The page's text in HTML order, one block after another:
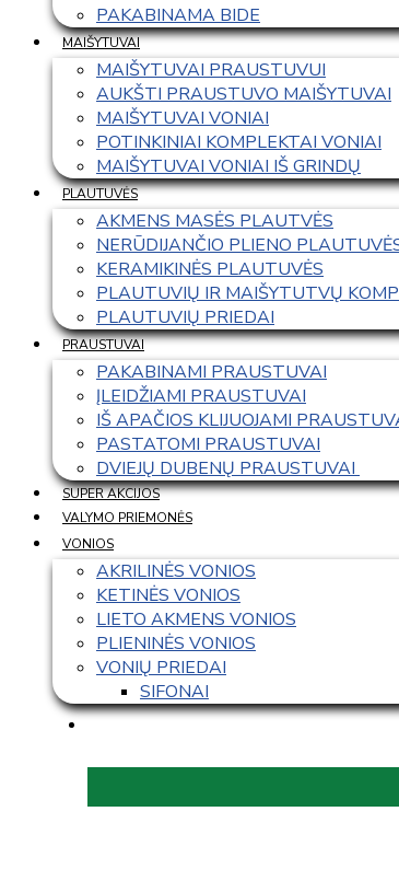
PAKABINAMA BIDE
MAIŠYTUVAI
MAIŠYTUVAI PRAUSTUVUI
AUKŠTI PRAUSTUVO MAIŠYTUVAI
MAIŠYTUVAI VONIAI
POTINKINIAI KOMPLEKTAI VONIAI
MAIŠYTUVAI VONIAI IŠ GRINDŲ
PLAUTUVĖS
AKMENS MASĖS PLAUTVĖS
NERŪDIJANČIO PLIENO
KERAMIKINĖS PLAUTUVĖS
PLAUTUVIŲ IR MAIŠYTUTVŲ
PLAUTUVIŲ PRIEDAI
PRAUSTUVAI
PAKABINAMI PRAUSTUVAI
ĮLEIDŽIAMI PRAUSTUVAI
IŠ APAČIOS KLIJUOJAMI
PASTATOMI PRAUSTUVAI
DVIEJŲ DUBENŲ PRAUSTUVAI
SUPER AKCIJOS
VALYMO PRIEMONĖS
VONIOS
AKRILINĖS VONIOS
KETINĖS VONIOS
LIETO AKMENS VONIOS
PLIENINĖS VONIOS
VONIŲ PRIEDAI
SIFONAI